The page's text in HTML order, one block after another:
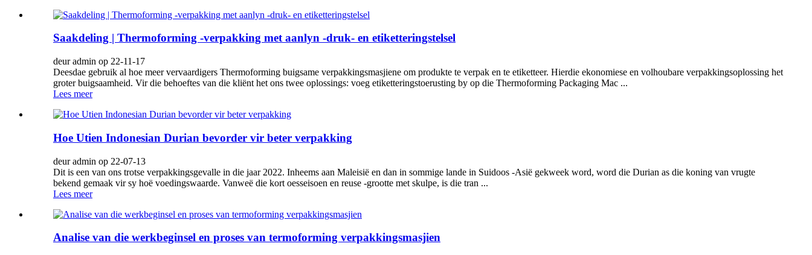
Saakdeling | Thermoforming -verpakking met aanlyn -druk- en etiketteringstelsel
deur admin op 22-11-17
Deesdae gebruik al hoe meer vervaardigers Thermoforming buigsame verpakkingsmasjiene om produkte te verpak en te etiketteer. Hierdie ekonomiese en volhoubare verpakkingsoplossing het
groter buigsaamheid. Vir die behoeftes van die kliënt het ons twee oplossings: voeg etiketteringstoerusting by op die Thermoforming Packaging Mac ...
Lees meer
Hoe Utien Indonesian Durian bevorder vir beter verpakking
deur admin op 22-07-13
Dit is een van ons trotse verpakkingsgevalle in die jaar 2022. Inheems aan Maleisië en dan in sommige lande in Suidoos -Asië gekweek word, word die Durian as die koning van vrugte
bekend gemaak vir sy hoë voedingswaarde. Vanweë die kort oesseisoen en reuse -grootte met skulpe, is die tran ...
Lees meer
Analise van die werkbeginsel en proses van termoforming verpakkingsmasjien